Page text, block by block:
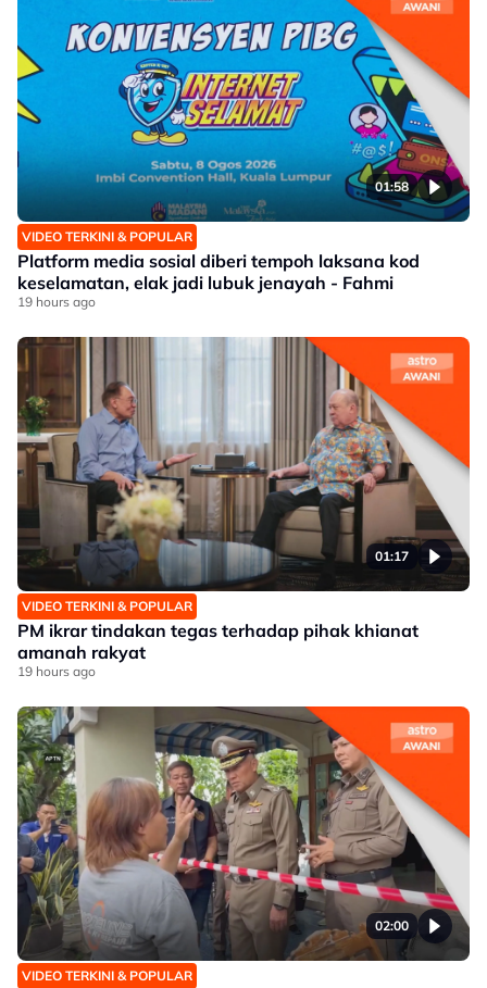
01:58
VIDEO TERKINI & POPULAR
Platform media sosial diberi tempoh laksana kod
keselamatan, elak jadi lubuk jenayah - Fahmi
19 hours ago
01:17
VIDEO TERKINI & POPULAR
PM ikrar tindakan tegas terhadap pihak khianat
amanah rakyat
19 hours ago
02:00
VIDEO TERKINI & POPULAR